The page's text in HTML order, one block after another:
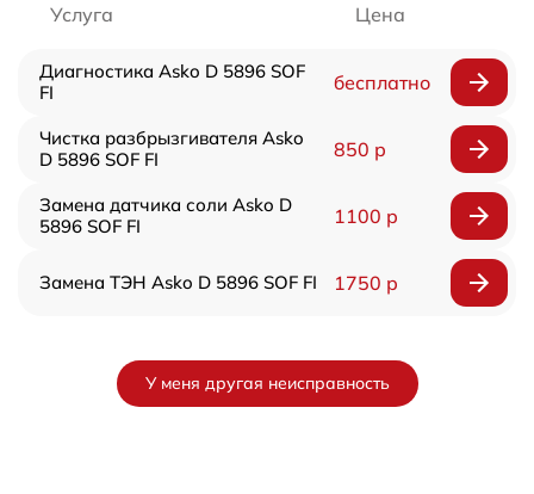
Услуга Цена
Диагностика Asko D 5896 SOF
FI
бесплатно
Чистка разбрызгивателя Asko
D 5896 SOF FI
850 р
Замена датчика соли Asko D
5896 SOF FI
1100 р
Замена ТЭН Asko D 5896 SOF FI 1750 р
У меня другая неисправность